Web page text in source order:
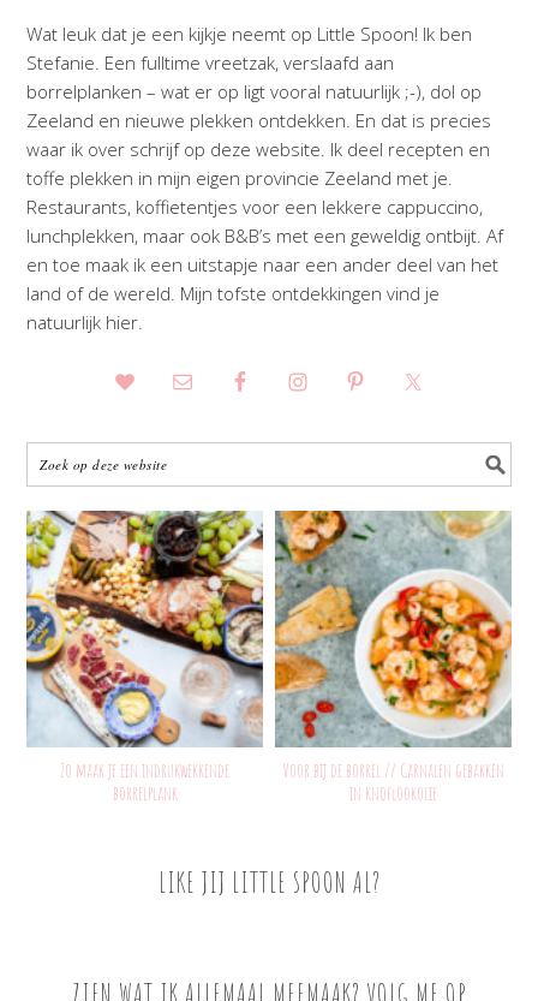
Wat leuk dat je een kijkje neemt op Little Spoon! Ik ben
Stefanie. Een fulltime vreetzak, verslaafd aan
borrelplanken – wat er op ligt vooral natuurlijk ;-), dol op
Zeeland en nieuwe plekken ontdekken. En dat is precies
waar ik over schrijf op deze website. Ik deel recepten en
toffe plekken in mijn eigen provincie Zeeland met je.
Restaurants, koffietentjes voor een lekkere cappuccino,
lunchplekken, maar ook B&B’s met een geweldig ontbijt. Af
en toe maak ik een uitstapje naar een ander deel van het
land of de wereld. Mijn tofste ontdekkingen vind je
natuurlijk hier.
Zo maak je een indrukwekkende
borrelplank
Voor bij de borrel // Garnalen gebakken
in knoflookolie
LIKE JIJ LITTLE SPOON AL?
ZIEN WAT IK ALLEMAAL MEEMAAK? VOLG ME OP